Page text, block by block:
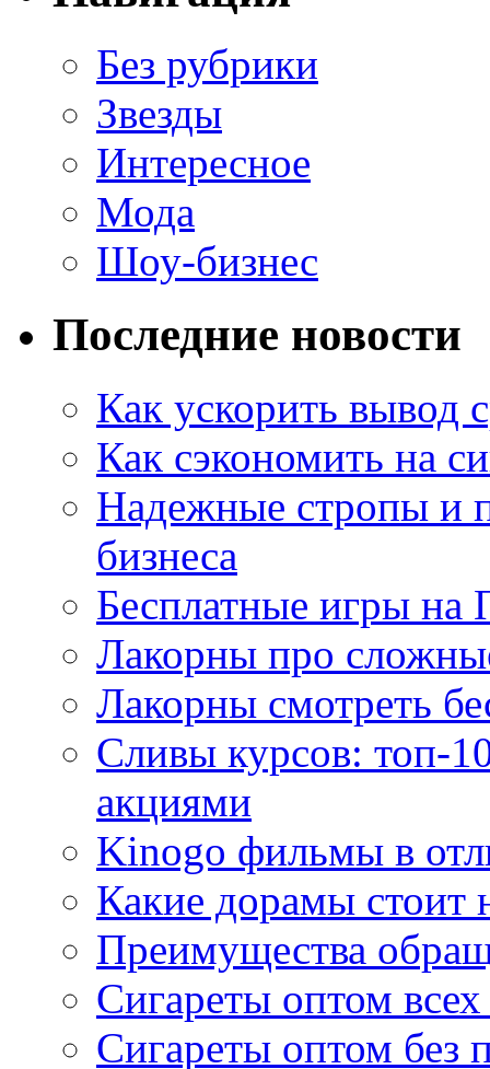
Без рубрики
Звезды
Интересное
Мода
Шоу-бизнес
Последние новости
Как ускорить вывод
Как сэкономить на
Надежные стропы и
бизнеса
Бесплатные игры на
Лакорны про
Лакорны смотреть
Сливы курсов: топ-
акциями
Kinogo фильмы в
Какие дорамы стоит
Преимущества
Сигареты оптом
Сигареты оптом без